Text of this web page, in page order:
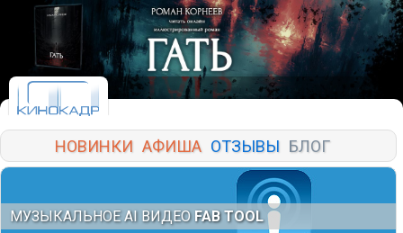
НОВИНКИ АФИША ОТЗЫВЫ БЛОГ
МУЗЫКАЛЬНОЕ AI ВИДЕО FAB TOOL